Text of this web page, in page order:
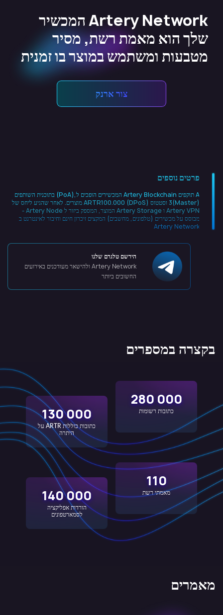
Artery Network המכשיר
שלך הוא מאמת רשת, מסיר
מטבעות ומשתמש במוצר בו זמנית
צור ארנק
פרטים נוספים
A תוקפים Artery Blockchain המכשירים הופכים ל,(PoA) בתוכנית השותפים
(Master)3 וסטטוס ARTR100.000 (DPoS) מוצרים. לאחר שהגיע ליחס של
Artery VPN ו Artery Storage המוצר, המספק ביזור ל Artery Node -
מבוסס על מכשירים (טלפונים, מחשבים) המקצים זיכרון חינם וחיבור לאינטרנט ב
Artery Network
הירשם טלגרם שלנו
Artery Network ולהישאר מעודכנים באירועים
החשובים ביותר
בקצרה במספרים
280 000
כתובות רשומות 130 000
כתובות כוללות ARTR על
היתרה
110
מאמתי רשת 140 000
הורדות אפליקציה
לסמארטפונים
מאמרים